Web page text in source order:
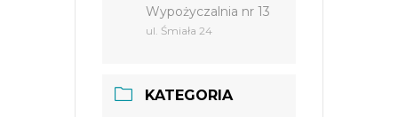
Wypożyczalnia nr 13
ul. Śmiała 24
KATEGORIA